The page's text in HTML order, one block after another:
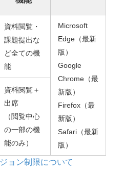
資料閲覧・
課題提出な
ど全ての機
能
Microsoft
Edge（最新
版）
Google
Chrome（最
新版）
Firefox（最
新版）
Safari（最新
版）
資料閲覧＋
出席
（閲覧中心
の一部の機
能のみ）
ョン制限について